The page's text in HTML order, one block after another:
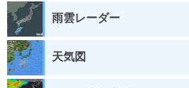
雨雲レーダー
天気図